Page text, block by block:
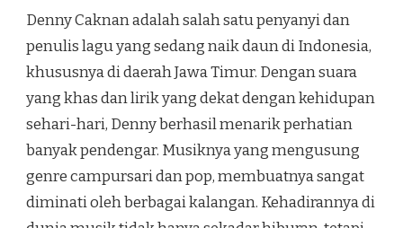
Denny Caknan adalah salah satu penyanyi dan
penulis lagu yang sedang naik daun di Indonesia,
khususnya di daerah Jawa Timur. Dengan suara
yang khas dan lirik yang dekat dengan kehidupan
sehari-hari, Denny berhasil menarik perhatian
banyak pendengar. Musiknya yang mengusung
genre campursari dan pop, membuatnya sangat
diminati oleh berbagai kalangan. Kehadirannya di